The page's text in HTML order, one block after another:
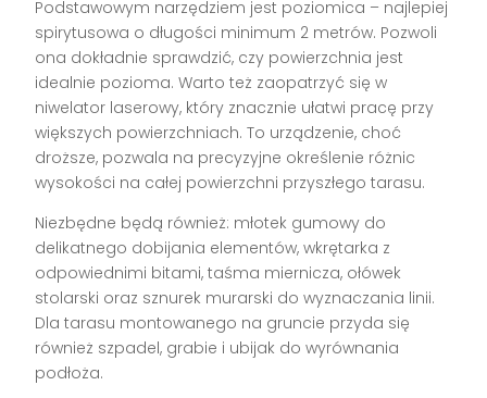
Podstawowym narzędziem jest poziomica – najlepiej
spirytusowa o długości minimum 2 metrów. Pozwoli
ona dokładnie sprawdzić, czy powierzchnia jest
idealnie pozioma. Warto też zaopatrzyć się w
niwelator laserowy, który znacznie ułatwi pracę przy
większych powierzchniach. To urządzenie, choć
droższe, pozwala na precyzyjne określenie różnic
wysokości na całej powierzchni przyszłego tarasu.
Niezbędne będą również: młotek gumowy do
delikatnego dobijania elementów, wkrętarka z
odpowiednimi bitami, taśma miernicza, ołówek
stolarski oraz sznurek murarski do wyznaczania linii.
Dla tarasu montowanego na gruncie przyda się
również szpadel, grabie i ubijak do wyrównania
podłoża.